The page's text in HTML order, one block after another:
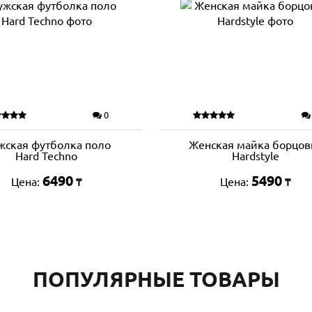
0
футболка поло
Hard Techno
Цена:6490 ₸
Женская майка
Hardstyle
Цена:5490 ₸
ПОПУЛЯРНЫЕ ТОВАРЫ